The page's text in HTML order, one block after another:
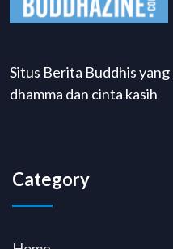
Situs Berita Buddhis
dhamma dan cinta kasih
Category